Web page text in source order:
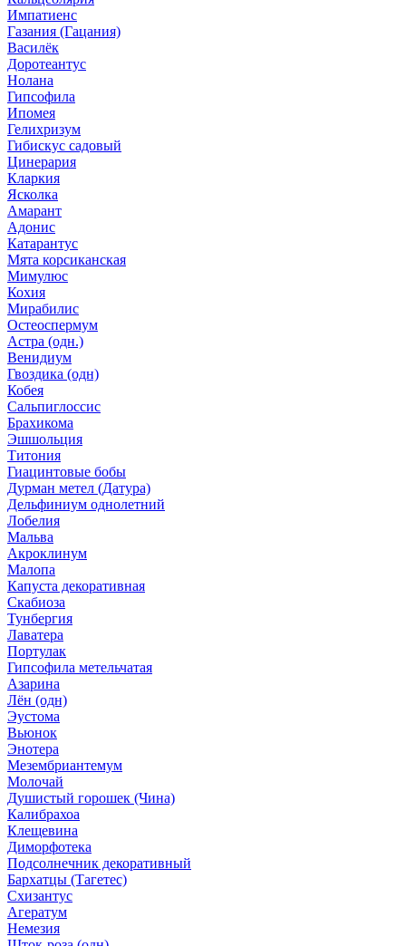
Импатиенс
Газания (Гацания)
Василёк
Доротеантус
Нолана
Гипсофила
Ипомея
Гелихризум
Гибискус садовый
Цинерария
Кларкия
Ясколка
Амарант
Адонис
Катарантус
Мята корсиканская
Мимулюс
Кохия
Мирабилис
Остеоспермум
Астра (одн.)
Венидиум
Гвоздика (одн)
Кобея
Сальпиглоссис
Брахикома
Эшшольция
Титония
Гиацинтовые бобы
Дурман метел (Датура)
Дельфиниум однолетний
Лобелия
Мальва
Акроклинум
Малопа
Капуста декоративная
Скабиоза
Тунбергия
Лаватера
Портулак
Гипсофила метельчатая
Азарина
Лён (одн)
Эустома
Вьюнок
Энотера
Мезембриантемум
Молочай
Душистый горошек (Чина)
Калибрахоа
Клещевина
Диморфотека
Подсолнечник декоративный
Бархатцы (Тагетес)
Схизантус
Агератум
Немезия